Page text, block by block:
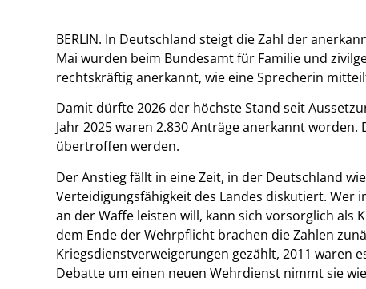
BERLIN. In Deutschland steigt die Zahl der
Mai wurden beim Bundesamt für Familie und
rechtskräftig anerkannt, wie eine Sprecherin
Damit dürfte 2026 der höchste Stand seit
Jahr 2025 waren 2.830 Anträge anerkannt
übertroffen werden.
Der Anstieg fällt in eine Zeit, in der Deutschland
Verteidigungsfähigkeit des Landes diskutiert. Wer
an der Waffe leisten will, kann sich vorsorglich als
dem Ende der Wehrpflicht brachen die Zahlen
Kriegsdienstverweigerungen gezählt, 2011 waren
Debatte um einen neuen Wehrdienst nimmt sie